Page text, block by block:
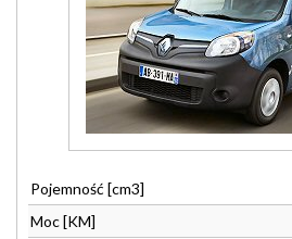
Pojemność [cm3]
Moc [KM]